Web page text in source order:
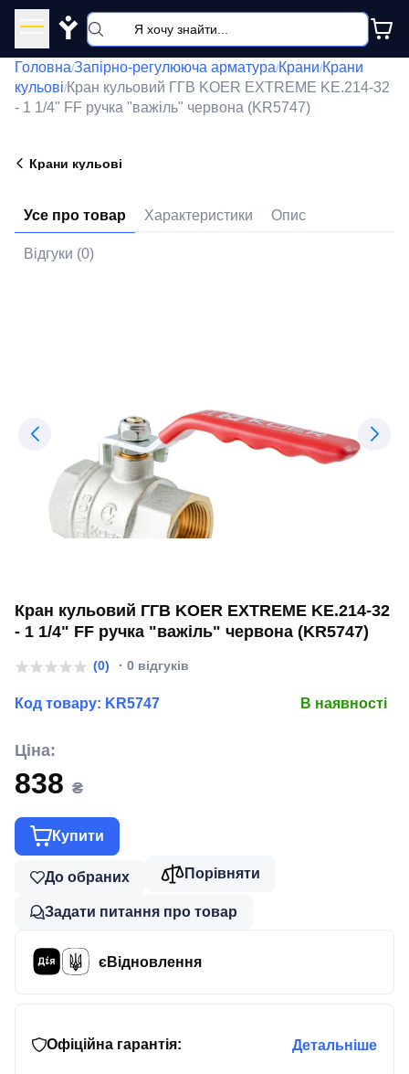
Y
Головна/Запірно-регулююча арматура/Крани/Крани
кульові/Кран кульовий ГГВ KOER EXTREME KE.214-32
- 1 1/4" FF ручка "важіль" червона (KR5747)
Крани кульові
Усе про товар Характеристики Опис
Відгуки (0)
Кран кульовий ГГВ KOER EXTREME KE.214-32
- 1 1/4" FF ручка "важіль" червона (KR5747)
(0) · 0 відгуків
Код товару: KR5747 В наявності
Ціна:
838 ₴
Купити
До обраних Порівняти
Задати питання про товар
єВідновлення
Офіційна гарантія: Детальніше